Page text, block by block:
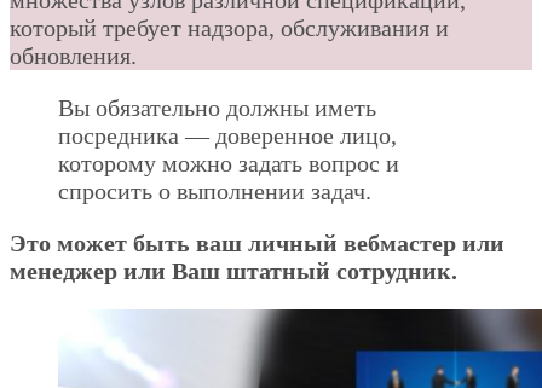
который требует надзора, обслуживания и
обновления.
Вы обязательно должны иметь
посредника — доверенное лицо,
которому можно задать вопрос и
спросить о выполнении задач.
Это может быть ваш личный вебмастер или
менеджер или Ваш штатный сотрудник.